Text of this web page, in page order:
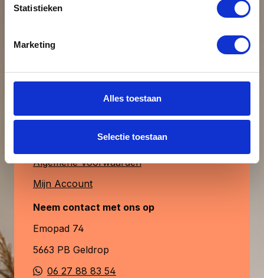
Statistieken
Marketing
Alles toestaan
Selectie toestaan
uiteraard ook verkrijgbaar. MagFrame-less
duurzame en aanpasbare fotopresentatie.
taal.
uw inzichten met anderen.
Klantenservice
Heb je vragen?
Contactformulier
Veelgestelde Vragen
Algemene Voorwaarden
Mijn Account
Neem contact met ons op
Emopad 74
5663 PB Geldrop
06 27 88 83 54